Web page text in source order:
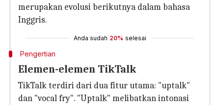
merupakan evolusi berikutnya dalam bahasa
Inggris.
Anda sudah 20% selesai
Pengertian
Elemen-elemen TikTalk
TikTalk terdiri dari dua fitur utama: "uptalk"
dan "vocal fry". "Uptalk" melibatkan intonasi